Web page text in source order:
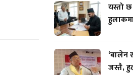
यस्तो
जस्तै,